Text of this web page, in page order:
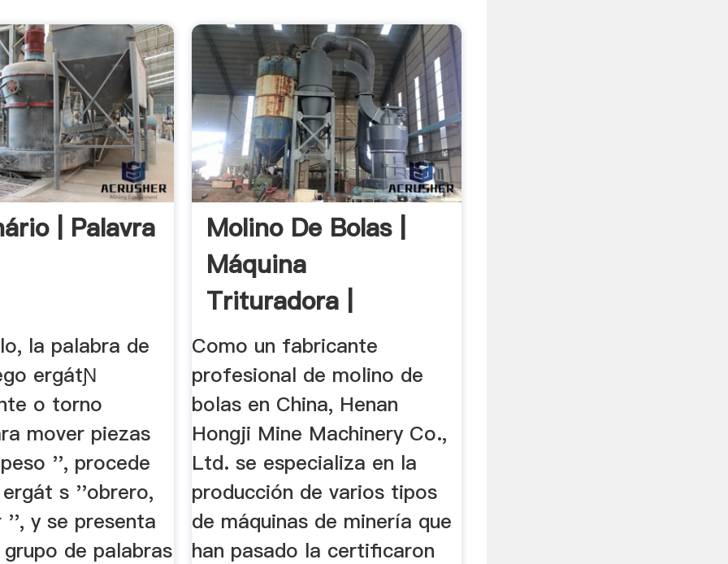
| Palavra
la palabra de
ergátƝ
o torno
mover piezas
'', procede
s ''obrero,
y se presenta
de palabras
Molino De Bolas |
Máquina
Trituradora |
Máquina De Minería
...
Como un fabricante
profesional de molino de
bolas en China, Henan
Hongji Mine Machinery Co.,
Ltd. se especializa en la
producción de varios tipos
de máquinas de minería que
han pasado la certificaron